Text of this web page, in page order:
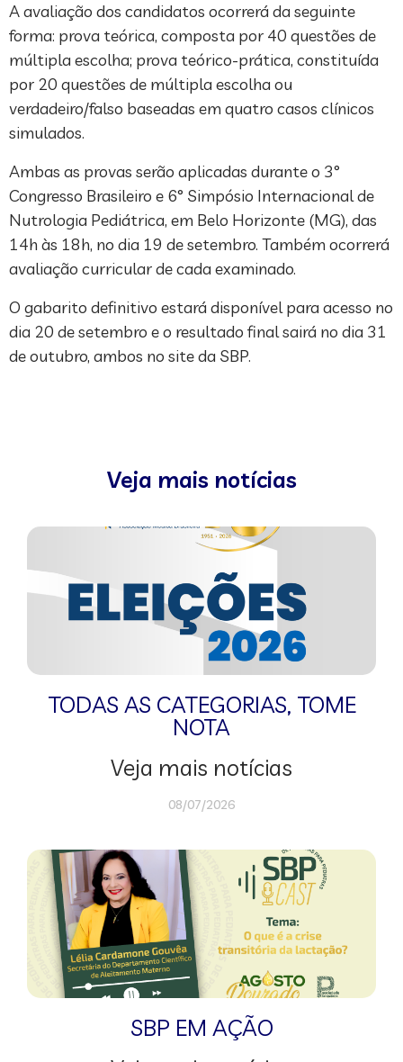
A avaliação dos candidatos ocorrerá da seguinte
forma: prova teórica, composta por 40 questões de
múltipla escolha; prova teórico-prática, constituída
por 20 questões de múltipla escolha ou
verdadeiro/falso baseadas em quatro casos clínicos
simulados.
Ambas as provas serão aplicadas durante o 3°
Congresso Brasileiro e 6° Simpósio Internacional de
Nutrologia Pediátrica, em Belo Horizonte (MG), das
14h às 18h, no dia 19 de setembro. Também ocorrerá
avaliação curricular de cada examinado.
O gabarito definitivo estará disponível para acesso no
dia 20 de setembro e o resultado final sairá no dia 31
de outubro, ambos no site da SBP.
Veja mais notícias
TODAS AS CATEGORIAS, TOME
NOTA
Veja mais notícias
08/07/2026
SBP EM AÇÃO